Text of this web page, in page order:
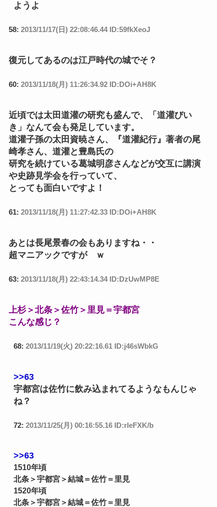
ようよ
58: 2013/11/17(日) 22:08:46.44 ID:59fkXeoJ
復元してあるのは江戸時代の城でそ？
60: 2013/11/18(月) 11:26:34.92 ID:DOi+AH8K
近頃では太田道灌の研究も盛んで、「道灌びい
き」なんて会も発足しています。
道灌子孫の太田資暁さん、『道灌紀行』著者の尾
崎孝さん、道灌と豊島氏の
研究を続けている葛城明彦さんなどが交互に講演
や史跡見学会を行っていて、
とっても面白いですよ！
61: 2013/11/18(月) 11:27:42.33 ID:DOi+AH8K
あとは長尾景春の会もありますね・・
超マニアックですが ｗ
63: 2013/11/18(月) 22:43:14.34 ID:DzUwMP8E
上杉＞北条＞佐竹＞里見＝宇都宮
こんな感じ？
68: 2013/11/19(火) 20:22:16.61 ID:j46sWbkG
>>63
宇都宮は佐竹に飲み込まれてるようなもんじゃ
ね？
72: 2013/11/25(月) 00:16:55.16 ID:rleFXK/b
>>63
1510年頃
北条＞宇都宮＞結城＝佐竹＝里見
1520年頃
北条＞宇都宮＞結城＝佐竹＝里見